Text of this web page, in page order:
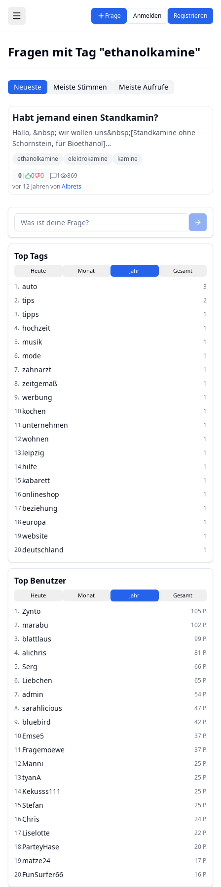
Zum Hauptinhalt springen
Frage Anmelden Registrieren
Fragen mit Tag "ethanolkamine"
Neueste Meiste Stimmen Meiste Aufrufe
Habt jemand einen Standkamin?
Hallo, &nbsp; wir wollen uns&nbsp;[Standkamine ohne
Schornstein, für Bioethanol]
(http://www.muenkel.eu/de/Ethanol-Kamine/Standkamine)
sowas...
ethanolkamine elektrokamine
kamine
0| 0 0 1
869
vor 12 JahrenvonAlbrets
Top Tags
Heute Monat Jahr Gesamt
1. auto
3
2. tips
2
3. tipps
1
4. hochzeit
1
5. musik
1
6. mode
1
7. zahnarzt
1
8. zeitgemäß
1
9. werbung
1
10.kochen
1
11.unternehmen
1
12.wohnen
1
13.leipzig
1
14.hilfe
1
15.kabarett
1
16.onlineshop
1
17.beziehung
1
18.europa
1
19.website
1
20.deutschland 1
Top Benutzer
Heute Monat Jahr Gesamt
1. Zynto 105 P.
2. marabu 102 P.
3. blattlaus 99 P.
4. alichris 81 P.
5. Serg 66 P.
6. Liebchen 65 P.
7. admin 54 P.
8. sarahlicious 47 P.
9. bluebird 42 P.
10.Emse5 37 P.
11.Fragemoewe 37 P.
12.Manni 25 P.
13.tyanA 25 P.
14.Kekusss111 25 P.
15.Stefan 25 P.
16.Chris 24 P.
17.Liselotte 22 P.
18.ParteyHase 20 P.
19.matze24 17 P.
20.FunSurfer66 16 P.